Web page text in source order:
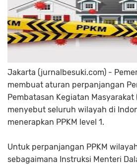
Jakarta (jurnalbesuki.com) -
membuat aturan perpanjangan
Pembatasan Kegiatan Masyarakat
menyebut seluruh wilayah di
menerapkan PPKM level 1.
Untuk perpanjangan PPKM
sebagaimana Instruksi Menteri